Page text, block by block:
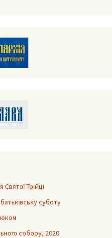
Трійці
суботу
собору, 2020